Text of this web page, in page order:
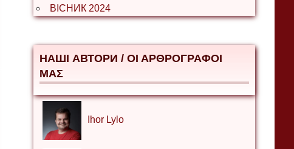
ВІСНИК 2024
НАШІ АВТОРИ / ΟΙ ΑΡΘΡΟΓΡΑΦΟΙ
ΜΑΣ
Ihor Lylo